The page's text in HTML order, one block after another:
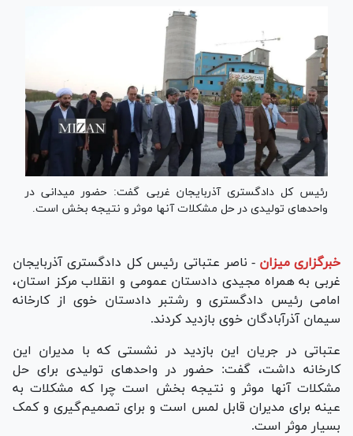
رئیس کل دادگستری آذربایجان غربی گفت: حضور میدانی در
واحد‌های تولیدی در حل مشکلات آنها موثر و نتیجه بخش است.
خبرگزاری میزان - ناصر عتباتی رئیس کل دادگستری آذربایجان
غربی به همراه مجیدی دادستان عمومی و انقلاب مرکز استان،
امامی رئیس دادگستری و رشتبر دادستان خوی از کارخانه
سیمان آذرآبادگان خوی بازدید کردند.
عتباتی در جریان این بازدید در نشستی که با مدیران این
کارخانه داشت، گفت: حضور در واحد‌های تولیدی برای حل
مشکلات آنها موثر و نتیجه بخش است چرا که مشکلات به
عینه برای مدیران قابل لمس است و برای تصمیم‌گیری و کمک
بسیار موثر است.